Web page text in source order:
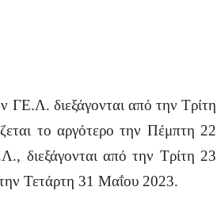
ΓΕ.Λ. διεξάγονται από την Τρίτη
το αργότερο την Πέμπτη 22
διεξάγονται από την Τρίτη 23
Τετάρτη 31 Μαΐου 2023.